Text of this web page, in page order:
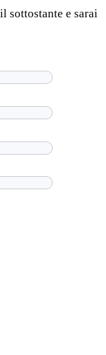
sottostante e sarai